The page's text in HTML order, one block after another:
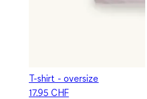
T-shirt - oversize
17.95 CHF